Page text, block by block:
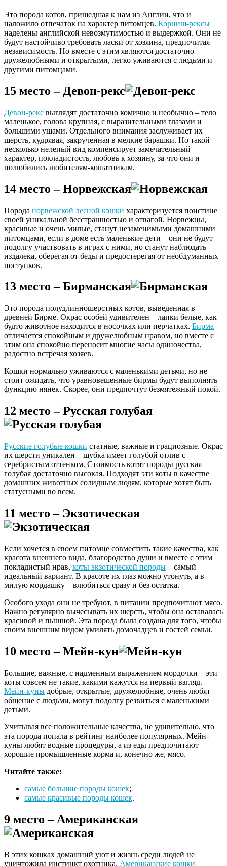
Это порода котов, пришедшая к нам из Англии, что и
наложило отпечаток на характер питомцев. Корниш-рексы
наделены английской невозмутимостью и выдержкой. Они не
будут настойчиво требовать ласки от хозяина, предпочитая
независимость. Но вместе с этим являются достаточно
дружелюбными и открытыми, легко уживаются с людьми и
другими питомцами.
15 место – Девон-рекс
Девон-рекс выглядят достаточно комично и необычно – тело
маленькое, голова крупная, с выразительными глазами и
большими ушами. Отдельного внимания заслуживает их
шерсть, кудрявая, закрученная в мелкие барашки. Но такой
несколько нелепый вид компенсирует замечательный
характер, покладистость, любовь к хозяину, за что они и
полюбились любителям-кошатникам.
14 место – Норвежская
Порода норвежской лесной кошки характеризуется поистине
своей уникальной бесстрашностью и отвагой. Норвежцы,
красивые и очень милые, станут незаменимыми домашними
питомцами, если в доме есть маленькие дети – они не будут
подолгу участвовать в играх с ними, но станут наблюдать
издалека, оберегая от беды и предостерегая от необдуманных
поступков.
13 место – Бирманская
Это порода полудлинношерстных котов, выведенная в
древней Бирме. Окрас особей удивителен – лапки белые, как
будто животное находится в носочках или перчатках. Бирма
отличается спокойным и дружелюбным нравом, но вместе с
этим она спокойно переносит многие часы одиночества,
радостно встречая хозяев.
Кошки нормально уживаются с маленькими детьми, но не
стоит ожидать, что уравновешенные бирмы будут выполнять
функцию нянек. Скорее, они предпочтут безмятежный покой.
12 место – Русская голубая
Русские голубые кошки статные, важные и грациозные. Окрас
их шерсти уникален – шубка имеет голубой отлив с
серебристым оттенком. Стоимость котят породы русская
голубая достаточно высокая. Подходят эти коты в качестве
домашних животных солидным людям, которые хотят быть
статусными во всем.
11 место – Экзотическая
Если хочется в своем питомце совместить такие качества, как
красота внешнего вида, благородство души и вместе с этим
покладистый нрав, коты экзотической породы – самый
идеальный вариант. В красоте их глаз можно утонуть, а в
милую мордашку – влюбиться сразу и без остатка.
Особого ухода они не требуют, в питании предпочитают мясо.
Важно регулярно вычесывать их шерсть, чтобы она оставалась
красивой и пышной. Эта порода была создана для того, чтобы
своим внешним видом умилять домочадцев и гостей семьи.
10 место – Мейн-кун
Большие, важные, с надменным выражением мордочки – эти
коты совсем не такие, какими кажутся на первый взгляд.
Мейн-куны добрые, открытые, дружелюбные, очень любят
общение с людьми, могут подолгу резвиться с маленькими
детьми.
Учитывая все положительные качества, не удивительно, что
эта порода попала в рейтинг наиболее популярных. Мейн-
куны любят водные процедуры, а из еды предпочитают
хорошие промышленные корма и, конечно же, мясо.
Читайте также:
самые большие породы кошек;
самые красивые породы кошек.
9 место – Американская
В этих кошках домашний уют и жизнь среди людей не
уничтожила инстинкт охотника. Американские кошки